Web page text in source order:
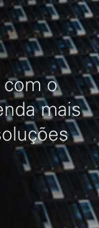
o
mais